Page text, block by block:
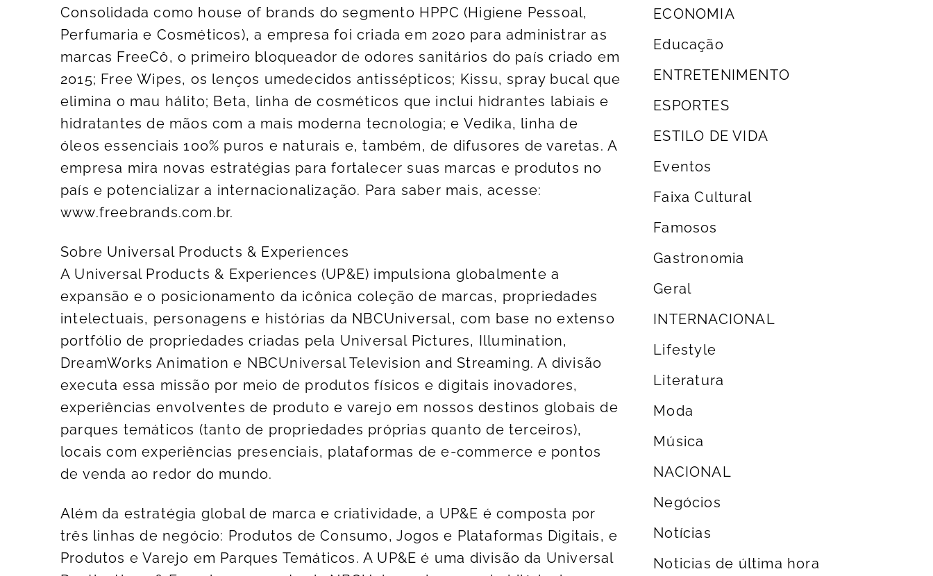
Consolidada como house of brands do segmento HPPC (Higiene Pessoal,
Perfumaria e Cosméticos), a empresa foi criada em 2020 para administrar as
marcas FreeCô, o primeiro bloqueador de odores sanitários do país criado em
2015; Free Wipes, os lenços umedecidos antissépticos; Kissu, spray bucal que
elimina o mau hálito; Beta, linha de cosméticos que inclui hidrantes labiais e
hidratantes de mãos com a mais moderna tecnologia; e Vedika, linha de
óleos essenciais 100% puros e naturais e, também, de difusores de varetas. A
empresa mira novas estratégias para fortalecer suas marcas e produtos no
país e potencializar a internacionalização. Para saber mais, acesse:
www.freebrands.com.br.
Sobre Universal Products & Experiences
A Universal Products & Experiences (UP&E) impulsiona globalmente a
expansão e o posicionamento da icônica coleção de marcas, propriedades
intelectuais, personagens e histórias da NBCUniversal, com base no extenso
portfólio de propriedades criadas pela Universal Pictures, Illumination,
DreamWorks Animation e NBCUniversal Television and Streaming. A divisão
executa essa missão por meio de produtos físicos e digitais inovadores,
experiências envolventes de produto e varejo em nossos destinos globais de
parques temáticos (tanto de propriedades próprias quanto de terceiros),
locais com experiências presenciais, plataformas de e-commerce e pontos
de venda ao redor do mundo.
Além da estratégia global de marca e criatividade, a UP&E é composta por
três linhas de negócio: Produtos de Consumo, Jogos e Plataformas Digitais, e
Produtos e Varejo em Parques Temáticos. A UP&E é uma divisão da Universal
ECONOMIA
Educação
ENTRETENIMENTO
ESPORTES
ESTILO DE VIDA
Eventos
Faixa Cultural
Famosos
Gastronomia
Geral
INTERNACIONAL
Lifestyle
Literatura
Moda
Música
NACIONAL
Negócios
Notícias
Noticias de última hora